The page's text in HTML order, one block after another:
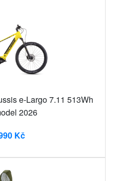
e-Largo 7.11 513Wh
2026
Kč